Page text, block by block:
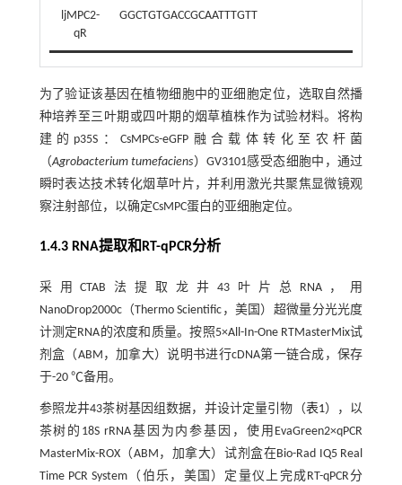
ljMPC2-
qR
GGCTGTGACCGCAATTTGTT
为了验证该基因在植物细胞中的亚细胞定位，选取自然播
种培养至三叶期或四叶期的烟草植株作为试验材料。将构
建的p35S：CsMPCs-eGFP融合载体转化至农杆菌
（Agrobacterium tumefaciens）GV3101感受态细胞中，通过
瞬时表达技术转化烟草叶片，并利用激光共聚焦显微镜观
察注射部位，以确定CsMPC蛋白的亚细胞定位。
1.4.3 RNA提取和RT-qPCR分析
采用CTAB法提取龙井43叶片总RNA，用
NanoDrop2000c（Thermo Scientific，美国）超微量分光光度
计测定RNA的浓度和质量。按照5×All-In-One RTMasterMix试
剂盒（ABM，加拿大）说明书进行cDNA第一链合成，保存
于-20 ℃备用。
参照龙井43茶树基因组数据，并设计定量引物（表1），以
茶树的18S rRNA基因为内参基因，使用EvaGreen2×qPCR
MasterMix-ROX（ABM，加拿大）试剂盒在Bio-Rad IQ5 Real
Time PCR System（伯乐，美国）定量仪上完成RT-qPCR分